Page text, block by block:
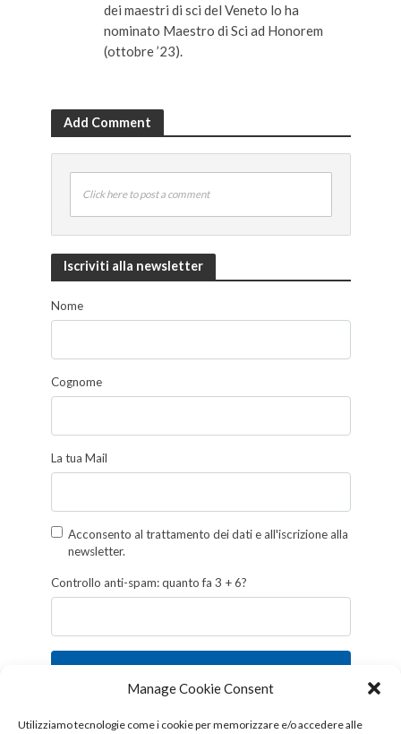
Manage Cookie Consent
Utilizziamo tecnologie come i cookie per memorizzare e/o accedere alle
dei maestri di sci del Veneto lo ha
nominato Maestro di Sci ad Honorem
(ottobre ’23).
Add Comment
Click here to post a comment
Iscriviti alla newsletter
Nome
Cognome
La tua Mail
Acconsento al trattamento dei dati e all'iscrizione alla
newsletter.
Controllo anti-spam: quanto fa 3 + 6?
Iscriviti
Follow us!